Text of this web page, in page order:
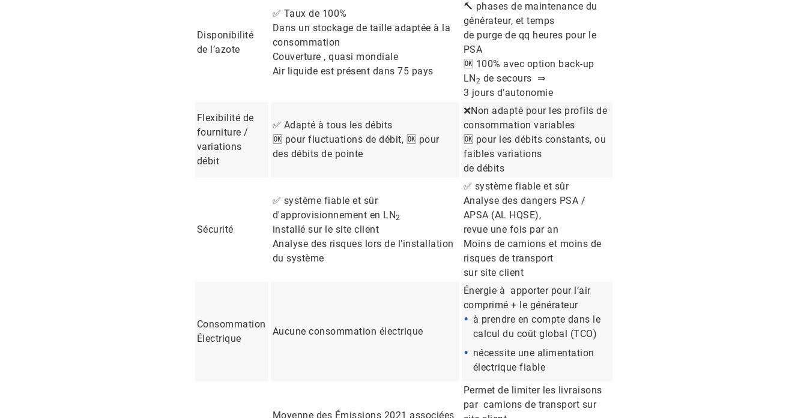
Disponibilité
de l’azote
✅ Taux de 100%
Dans un stockage de taille adaptée à la
consommation
Couverture , quasi mondiale
Air liquide est présent dans 75 pays
🔨 phases de maintenance du
générateur, et temps
de purge de qq heures pour le
PSA
🆗 100% avec option back-up
LN2 de secours ⇒
3 jours d’autonomie
Flexibilité de
fourniture /
variations
débit
✅ Adapté à tous les débits
🆗 pour fluctuations de débit, 🆗 pour
des débits de pointe
❌Non adapté pour les profils de
consommation variables
🆗 pour les débits constants, ou
faibles variations
de débits
Sécurité
✅ système fiable et sûr
d'approvisionnement en LN2
installé sur le site client
Analyse des risques lors de l'installation
du système
✅ système fiable et sûr
Analyse des dangers PSA /
APSA (AL HQSE),
revue une fois par an
Moins de camions et moins de
risques de transport
sur site client
Consommation
Électrique
Aucune consommation électrique
Énergie à apporter pour l’air
comprimé + le générateur
à prendre en compte dans le
calcul du coût global (TCO)
nécessite une alimentation
électrique fiable
Moyenne des Émissions 2021 associées
Permet de limiter les livraisons
par camions de transport sur